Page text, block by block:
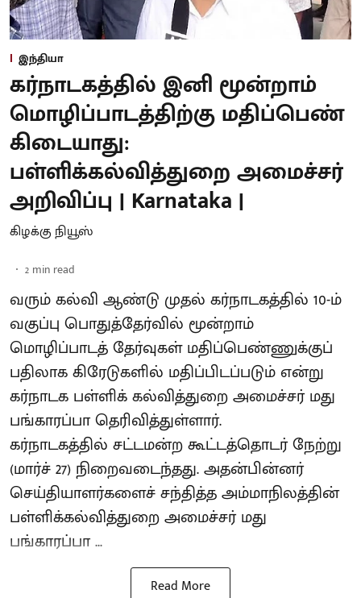
இந்தியா
கர்நாடகத்தில் இனி மூன்றாம்
மொழிப்பாடத்திற்கு மதிப்பெண்
கிடையாது:
பள்ளிக்கல்வித்துறை அமைச்சர்
அறிவிப்பு | Karnataka |
கிழக்கு நியூஸ்
2 min read
வரும் கல்வி ஆண்டு முதல் கர்நாடகத்தில் 10-ம்
வகுப்பு பொதுத்தேர்வில் மூன்றாம்
மொழிப்பாடத் தேர்வுகள் மதிப்பெண்ணுக்குப்
பதிலாக கிரேடுகளில் மதிப்பிடப்படும் என்று
கர்நாடக பள்ளிக் கல்வித்துறை அமைச்சர் மது
பங்காரப்பா தெரிவித்துள்ளார்.
கர்நாடகத்தில் சட்டமன்ற கூட்டத்தொடர் நேற்று
(மார்ச் 27) நிறைவடைந்தது. அதன்பின்னர்
செய்தியாளர்களைச் சந்தித்த அம்மாநிலத்தின்
பள்ளிக்கல்வித்துறை அமைச்சர் மது
பங்காரப்பா ...
Read More